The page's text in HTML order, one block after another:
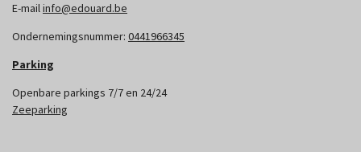
E-mailinfo@edouard.be
Ondernemingsnummer: 0441966345
Parking
Openbare parkings 7/7 en 24/24
Zeeparking